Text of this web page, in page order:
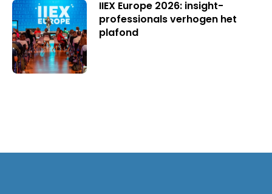
IIEX Europe 2026: insight-
professionals verhogen het
plafond